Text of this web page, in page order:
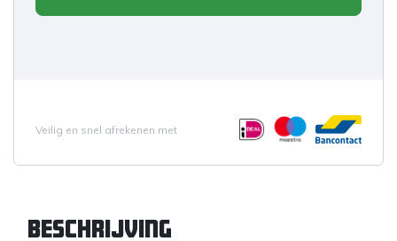
Veilig en snel afrekenen met
Beschrijving